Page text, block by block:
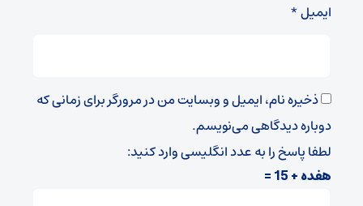
ایمیل*
ذخیره نام، ایمیل و وبسایت من در مرورگر برای زمانی که
دوباره دیدگاهی می‌نویسم.
لطفا پاسخ را به عدد انگلیسی وارد کنید:
هفده + 15 =